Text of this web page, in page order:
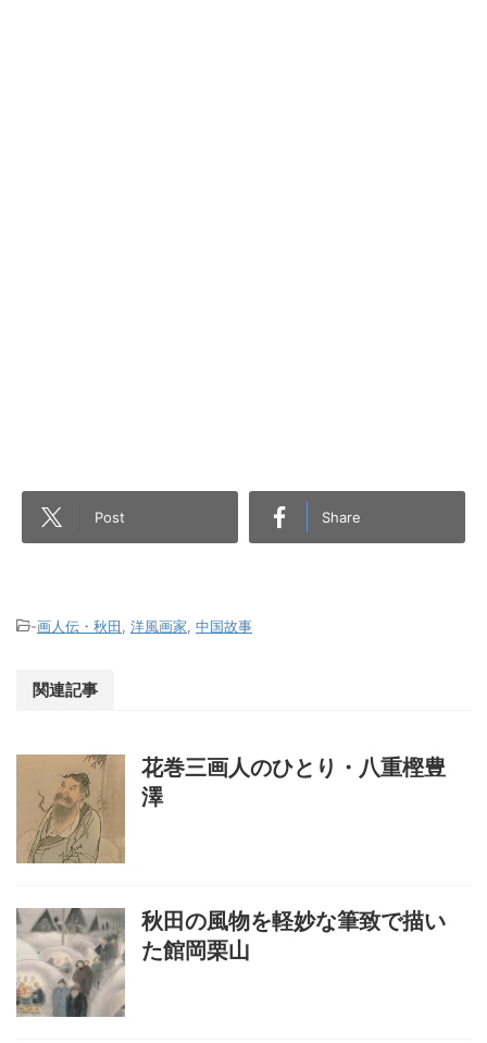
Post Share
-画人伝・秋田 洋風画家 中国故事
関連記事
花巻三画人のひとり・八重樫豊
澤
秋田の風物を軽妙な筆致で描い
た館岡栗山